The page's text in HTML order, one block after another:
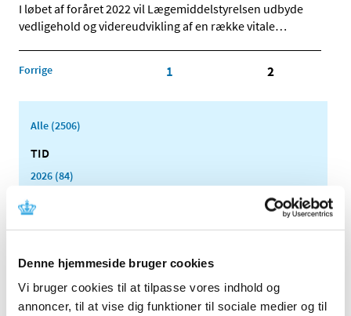
Denne hjemmeside bruger cookies
Vi bruger cookies til at tilpasse vores indhold og
annoncer, til at vise dig funktioner til sociale medier og til
I løbet af foråret 2022 vil Lægemiddelstyrelsen udbyde
vedligehold og videreudvikling af en række vitale…
Forrige 1 2
Alle (2506)
TID
2026 (84)
2024 (224)
2022 (197)
december (18)
november (19)